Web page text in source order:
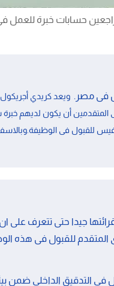
حسابات خبرة للعمل
فى مصر. ويعد كريدي
المتقدمين أن يكون لديهم خبرة
للقبول فى
جيدا حتى تتعرف على
المتقدم للقبول فى هذه
على الأقل في التدقيق الداخلي